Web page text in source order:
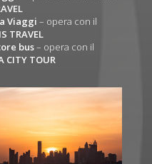
Viaggi – opera con il
TRAVEL
bus– opera con il
CITY TOUR